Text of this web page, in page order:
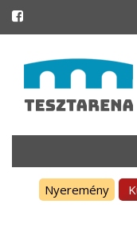
to
content
Nyeremény